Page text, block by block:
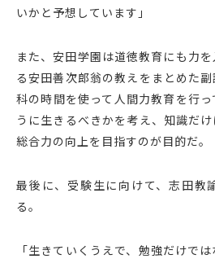
いかと予想しています」
また、安田学園は道徳教育にも力
る安田善次郎翁の教えをまとめた
科の時間を使って人間力教育を行
うに生きるべきかを考え、知識だ
総合力の向上を目指すのが目的だ。
最後に、受験生に向けて、志田教
る。
「生きていくうえで、勉強だけで